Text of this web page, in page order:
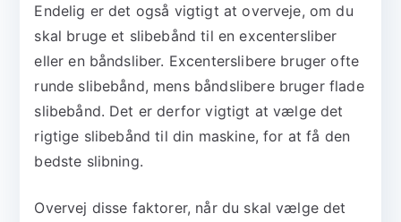
Endelig er det også vigtigt at overveje, om du
skal bruge et slibebånd til en excentersliber
eller en båndsliber. Excenterslibere bruger ofte
runde slibebånd, mens båndslibere bruger flade
slibebånd. Det er derfor vigtigt at vælge det
rigtige slibebånd til din maskine, for at få den
bedste slibning.
Overvej disse faktorer, når du skal vælge det